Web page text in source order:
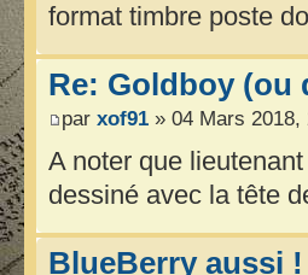
format timbre poste
Re: Goldboy (ou
par xof91 » 04 Mars 2018,
A noter que
dessiné avec la tête
BlueBerry aussi !